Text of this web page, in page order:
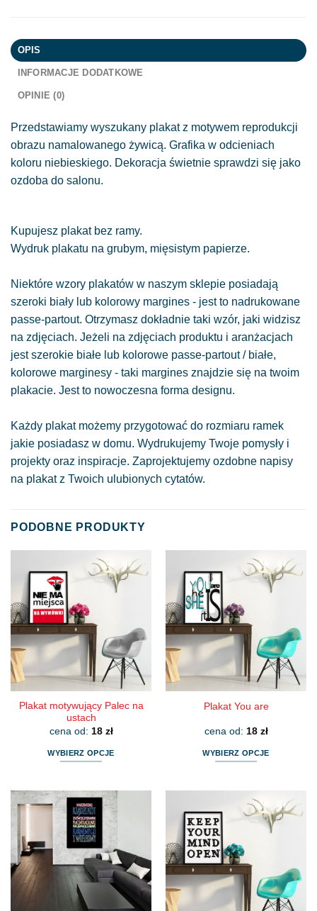
OPIS
INFORMACJE DODATKOWE
OPINIE (0)
Przedstawiamy wyszukany plakat z motywem reprodukcji
obrazu namalowanego żywicą. Grafika w odcieniach
koloru niebieskiego. Dekoracja świetnie sprawdzi się jako
ozdoba do salonu.
Kupujesz plakat bez ramy.
Wydruk plakatu na grubym, mięsistym papierze.
Niektóre wzory plakatów w naszym sklepie posiadają
szeroki biały lub kolorowy margines - jest to nadrukowane
passe-partout. Otrzymasz dokładnie taki wzór, jaki widzisz
na zdjęciach. Jeżeli na zdjęciach produktu i aranżacjach
jest szerokie białe lub kolorowe passe-partout / białe,
kolorowe marginesy - taki margines znajdzie się na twoim
plakacie. Jest to nowoczesna forma designu.
Każdy plakat możemy przygotować do rozmiaru ramek
jakie posiadasz w domu. Wydrukujemy Twoje pomysły i
projekty oraz inspiracje. Zaprojektujemy ozdobne napisy
na plakat z Twoich ulubionych cytatów.
PODOBNE PRODUKTY
Plakat motywujący Palec na
ustach
cena od: 18 zł
WYBIERZ OPCJE
ma
wiele
wariantów.
Opcje
można
wybrać
na
stronie
Plakat You are
cena od: 18 zł
WYBIERZ OPCJE
wiele
wariantów.
Opcje
można
wybrać
na
stronie